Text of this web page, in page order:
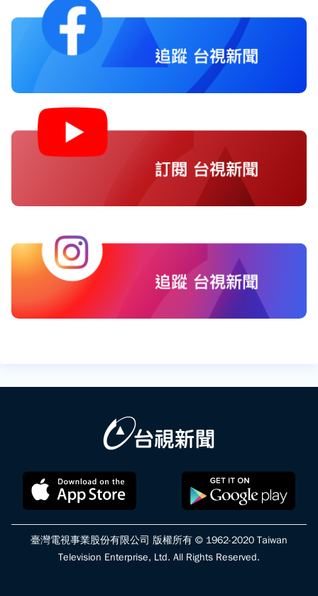
臺灣電視事業股份有限公司 版權所有 © 1962-2020 Taiwan
Television Enterprise, Ltd. All Rights Reserved.